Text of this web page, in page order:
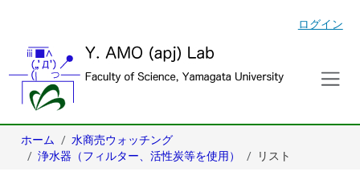
ログイン
ホーム
水商売ウォッチング
浄水器（フィルター、活性炭等を使用）
リスト